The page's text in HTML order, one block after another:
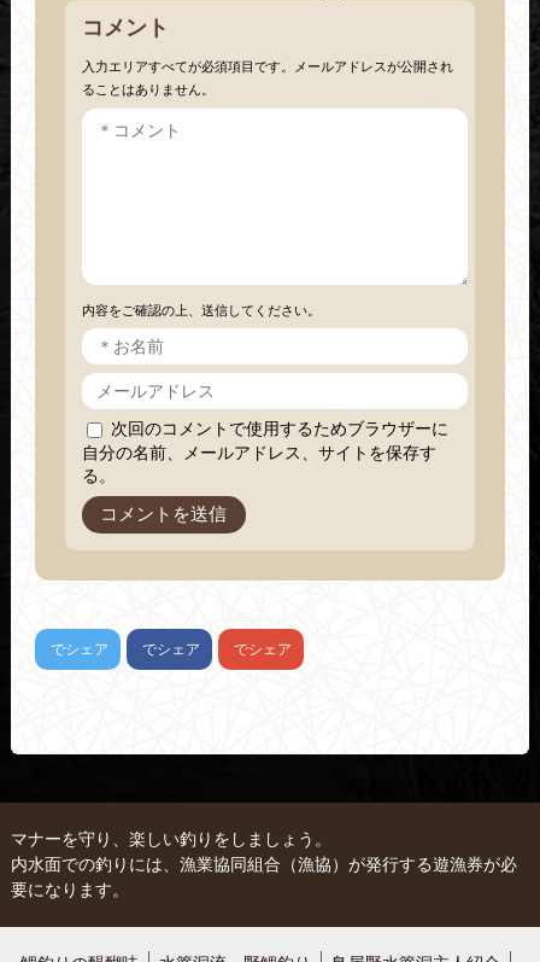
コメント
入力エリアすべてが必須項目です。メールアドレスが公開され
ることはありません。
内容をご確認の上、送信してください。
次回のコメントで使用するためブラウザーに
自分の名前、メールアドレス、サイトを保存す
る。
でシェア でシェア でシェア
マナーを守り、楽しい釣りをしましょう。
内水面での釣りには、漁業協同組合（漁協）が発行する遊漁券が必
要になります。